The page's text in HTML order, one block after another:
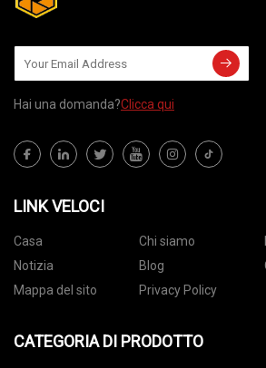
Hai una domanda?Clicca qui
LINK VELOCI
Casa Chi siamo
Notizia
Blog
Mappa del sito
Privacy Policy
CATEGORIA DI PRODOTTO